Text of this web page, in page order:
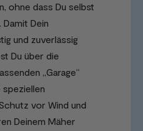
ohne dass Du selbst
Damit Dein
und zuverlässig
Du über die
„Garage“
speziellen
vor Wind und
Deinem Mäher